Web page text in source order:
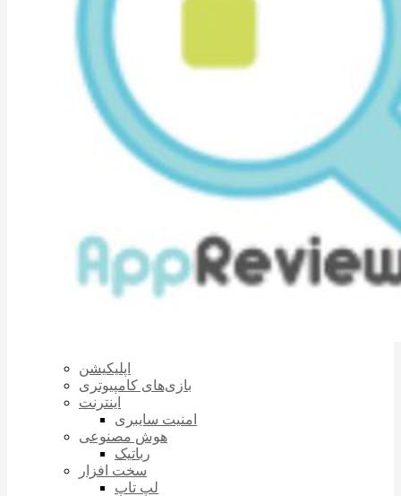
اپلیکیشن
بازی‌های کامپیوتری
اینترنت
امنیت سایبری
هوش مصنوعی
رباتیک
سخت افزار
لپ تاپ